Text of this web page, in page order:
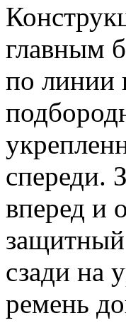
главным
по линии
спереди.
вперед и
сзади на
ремень